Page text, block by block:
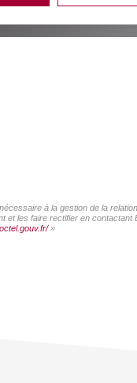
à la gestion de la
les faire rectifier en contactant
»